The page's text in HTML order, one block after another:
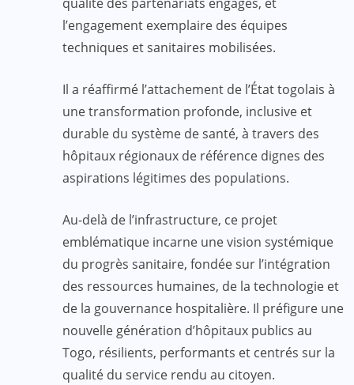
l’engagement exemplaire des équipes
techniques et sanitaires mobilisées.
Il a réaffirmé l’attachement de l’État togolais à
une transformation profonde, inclusive et
durable du système de santé, à travers des
hôpitaux régionaux de référence dignes des
aspirations légitimes des populations.
Au-delà de l’infrastructure, ce projet
emblématique incarne une vision systémique
du progrès sanitaire, fondée sur l’intégration
des ressources humaines, de la technologie et
de la gouvernance hospitalière. Il préfigure une
nouvelle génération d’hôpitaux publics au
Togo, résilients, performants et centrés sur la
qualité du service rendu au citoyen.